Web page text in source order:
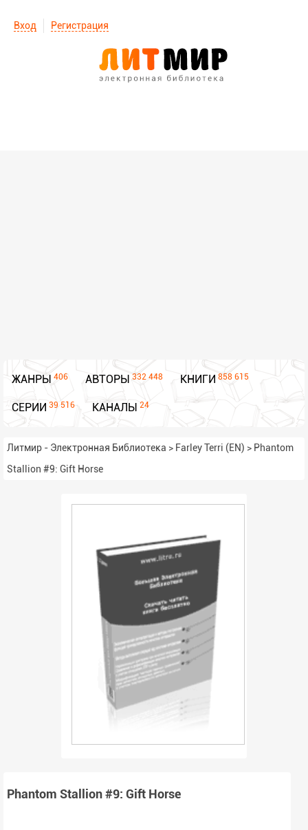
Вход Регистрация
ЖАНРЫ 406 АВТОРЫ 332 448 КНИГИ 858 615
СЕРИИ 39 516 КАНАЛЫ 24
Литмир - Электронная Библиотека > Farley Terri (EN) > Phantom
Stallion #9: Gift Horse
Phantom Stallion #9: Gift Horse